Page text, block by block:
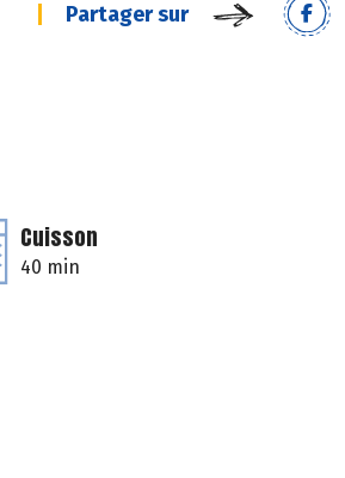
Partager sur
Cuisson
40 min